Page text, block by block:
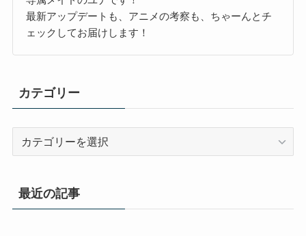
最新アップデートも、アニメの考察も、ちゃーんとチ
ェックしてお届けします！
カテゴリー
リ
最近の記事